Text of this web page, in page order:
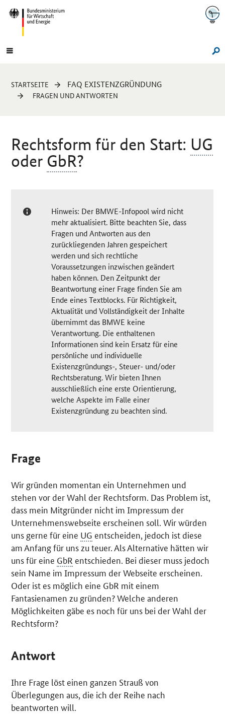
Navigation
Hauptmenü
Sie
sind
STARTSEITE FAQ EXISTENZGRÜNDUNG
FRAGEN UND ANTWORTEN
Rechtsform für den Start: UG
oder GbR?
Hinweis: Der BMWE-Infopool wird nicht
mehr aktualisiert. Bitte beachten Sie, dass
Fragen und Antworten aus den
zurückliegenden Jahren gespeichert
werden und sich rechtliche
Voraussetzungen inzwischen geändert
haben können. Den Zeitpunkt der
Beantwortung einer Frage finden Sie am
Ende eines Textblocks. Für Richtigkeit,
Aktualität und Vollständigkeit der Inhalte
übernimmt das BMWE keine
Verantwortung. Die enthaltenen
Informationen sind kein Ersatz für eine
persönliche und individuelle
Existenzgründungs-, Steuer- und/oder
Rechtsberatung. Wir bieten Ihnen
ausschließlich eine erste Orientierung,
welche Aspekte im Falle einer
Existenzgründung zu beachten sind.
Frage
Wir gründen momentan ein Unternehmen und
stehen vor der Wahl der Rechtsform. Das Problem ist,
dass mein Mitgründer nicht im Impressum der
Unternehmenswebseite erscheinen soll. Wir würden
uns gerne für eine UG entscheiden, jedoch ist diese
am Anfang für uns zu teuer. Als Alternative hätten wir
uns für eine GbR entschieden. Bei dieser muss jedoch
sein Name im Impressum der Webseite erscheinen.
Oder ist es möglich eine GbR mit einem
Fantasienamen zu gründen? Welche anderen
Möglichkeiten gäbe es noch für uns bei der Wahl der
Rechtsform?
Antwort
Ihre Frage löst einen ganzen Strauß von
Überlegungen aus, die ich der Reihe nach
beantworten will.